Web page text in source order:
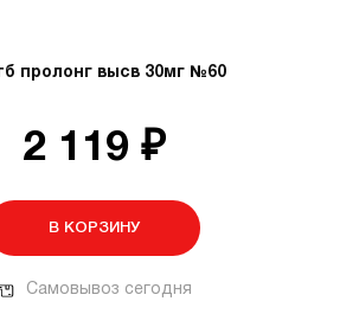
пролонг высв 30мг №60
2 119 ₽
В КОРЗИНУ
Самовывоз сегодня